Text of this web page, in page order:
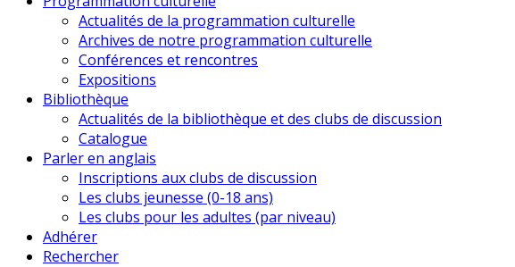
Actualités de la programmation culturelle
Archives de notre programmation culturelle
Conférences et rencontres
Expositions
Bibliothèque
Actualités de la bibliothèque et des clubs de discussion
Catalogue
Parler en anglais
Inscriptions aux clubs de discussion
Les clubs jeunesse (0-18 ans)
Les clubs pour les adultes (par niveau)
Adhérer
Rechercher